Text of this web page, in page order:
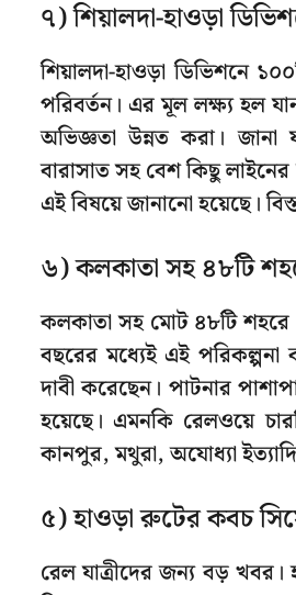
৭) শিয়ালদা-হাওড়া
শিয়ালদা-হাওড়া ডিভিশনে
পরিবর্তন। এর মূল লক্ষ্য হল
অভিজ্ঞতা উন্নত করা। জানা
বারাসাত সহ বেশ কিছু
এই বিষয়ে জানানো হয়েছে।
৬) কলকাতা সহ ৪৮টি
কলকাতা সহ মোট ৪৮টি শহরে
বছরের মধ্যেই এই পরিকল্পনা
দাবী করেছেন। পাটনার
হয়েছে। এমনকি রেলওয়ে
কানপুর, মথুরা, অযোধ্যা
৫) হাওড়া রুটের কবচ
রেল যাত্রীদের জন্য বড়